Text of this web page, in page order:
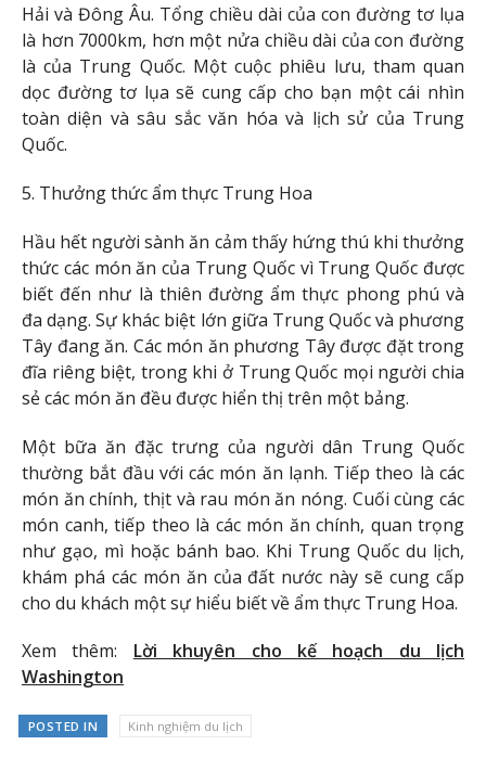
Hải và Đông Âu. Tổng chiều dài của con đường tơ lụa
là hơn 7000km, hơn một nửa chiều dài của con đường
là của Trung Quốc. Một cuộc phiêu lưu, tham quan
dọc đường tơ lụa sẽ cung cấp cho bạn một cái nhìn
toàn diện và sâu sắc văn hóa và lịch sử của Trung
Quốc.
5. Thưởng thức ẩm thực Trung Hoa
Hầu hết người sành ăn cảm thấy hứng thú khi thưởng
thức các món ăn của Trung Quốc vì Trung Quốc được
biết đến như là thiên đường ẩm thực phong phú và
đa dạng. Sự khác biệt lớn giữa Trung Quốc và phương
Tây đang ăn. Các món ăn phương Tây được đặt trong
đĩa riêng biệt, trong khi ở Trung Quốc mọi người chia
sẻ các món ăn đều được hiển thị trên một bảng.
Một bữa ăn đặc trưng của người dân Trung Quốc
thường bắt đầu với các món ăn lạnh. Tiếp theo là các
món ăn chính, thịt và rau món ăn nóng. Cuối cùng các
món canh, tiếp theo là các món ăn chính, quan trọng
như gạo, mì hoặc bánh bao. Khi Trung Quốc du lịch,
khám phá các món ăn của đất nước này sẽ cung cấp
cho du khách một sự hiểu biết về ẩm thực Trung Hoa.
Xem thêm: Lời khuyên cho kế hoạch du lịch
Washington
POSTED IN Kinh nghiệm du lịch